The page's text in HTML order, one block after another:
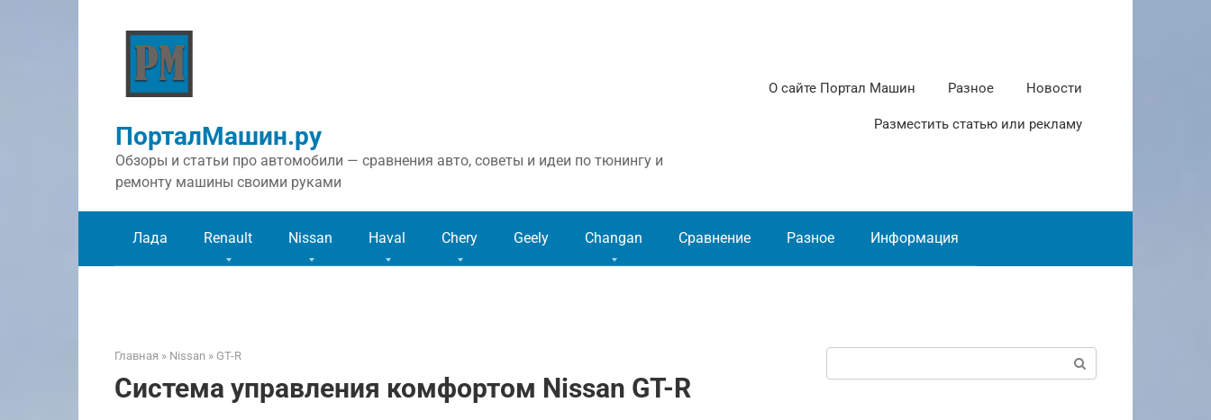
ПорталМашин.ру
Обзоры и статьи про автомобили — сравнения авто, советы и идеи по тюнингу и
ремонту машины своими руками
О сайте Портал Машин Разное Новости
Разместить статью или рекламу
Лада Renault Nissan Haval Chery Geely Changan Сравнение Разное Информация
Главная » Nissan » GT-R
Система управления комфортом Nissan GT-R